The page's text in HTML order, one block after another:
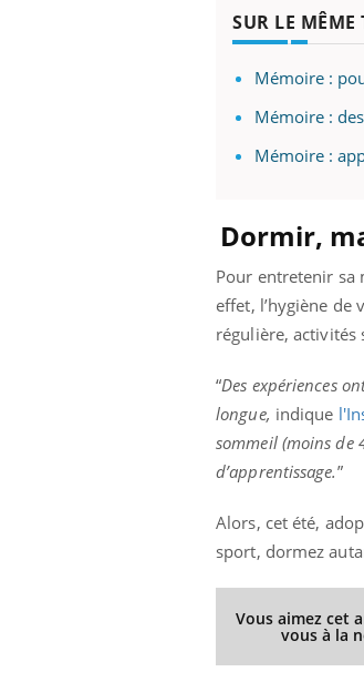
SUR LE MÊME
Mémoire :
Mémoire :
Mémoire :
Dormir,
Pour entretenir sa
effet, l’hygiène
régulière, activités
“Des expériences
longue, indique
sommeil (moins de
d’apprentissage.”
Alors, cet été,
sport, dormez
Vous aimez cet
vous à la
Eczéma Chronique des
préparer pour l’été !
rythme de vie ! Vacances,
soleil, activités en plein air…